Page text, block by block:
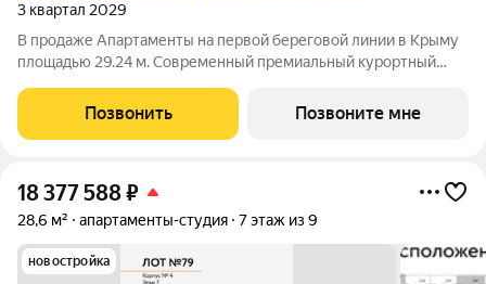
3 квартал 2029
В продаже Апартаменты на первой береговой линии в Крыму
площадью 29.24 м. Современный премиальный курортный
каждый день и наслаждаться атмосферой вечного отпуска!
Благоустроенный пляж
Позвонить Позвоните мне
18 377 588₽
28,6 м² апартаменты-студия 7 этаж из 9
новостройка